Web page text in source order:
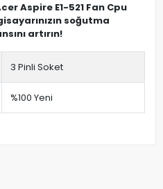
Aspire E1-521 Fan Cpu
soğutma
artırın!
3 Pinli Soket
%100 Yeni